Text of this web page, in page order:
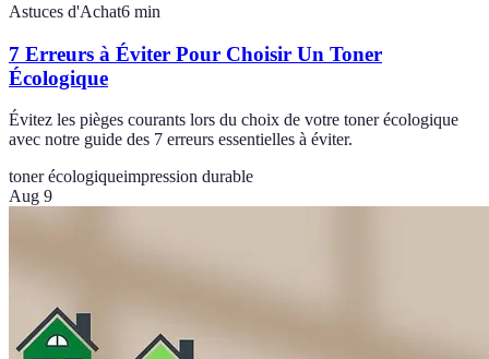
Astuces d'Achat6 min
7 Erreurs à Éviter Pour Choisir Un Toner
Écologique
Évitez les pièges courants lors du choix de votre toner écologique
avec notre guide des 7 erreurs essentielles à éviter.
toner écologiqueimpression durable
Aug 9